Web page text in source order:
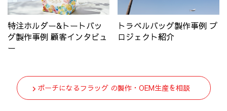
特注ホルダー&トートバッ
グ製作事例 顧客インタビュ
ー
トラベルバッグ製作事例 プ
ロジェクト紹介
ポーチになるフラッグ の製作・OEM生産を相談